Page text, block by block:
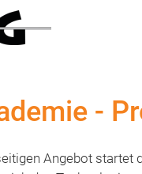
-
Angebot startet